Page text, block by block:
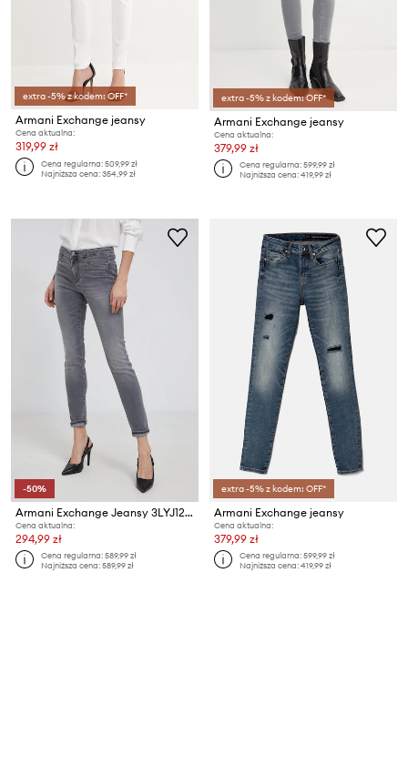
extra -5% z kodem: OFF*
Armani Exchange jeansy
Cena aktualna:
319,99 zł
Cena regularna:509,99 zł
Najniższa cena:354,99 zł
extra -5% z kodem: OFF*
Armani Exchange jeansy
Cena aktualna:
379,99 zł
Cena regularna:599,99 zł
Najniższa cena:419,99 zł
-50%
Armani Exchange Jeansy 3LYJ12.Y1SCZ
Cena aktualna:
294,99 zł
Cena regularna:589,99 zł
Najniższa cena:589,99 zł
extra -5% z kodem: OFF*
Armani Exchange jeansy
Cena aktualna:
379,99 zł
Cena regularna:599,99 zł
Najniższa cena:419,99 zł